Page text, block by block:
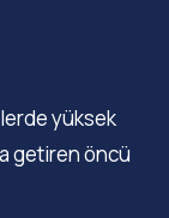
yüksek
getiren öncü